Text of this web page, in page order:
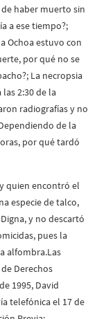
haber muerto sin
a ese tiempo?;
Ochoa estuvo con
por qué no se
La necropsia
2:30 de la
radiografías y no
de la
por qué tardó
quien encontró el
especie de talco,
y no descartó
pues la
alfombra.Las
Derechos
1995, David
telefónica el 17 de